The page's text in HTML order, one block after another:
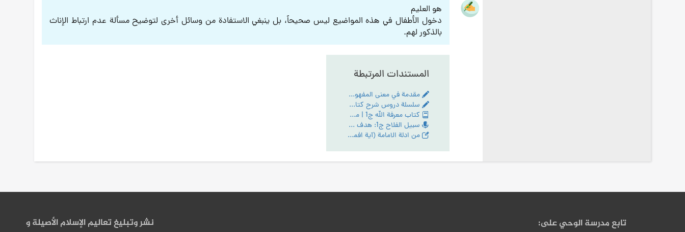
هو العليم
دخول الأطفال في هذه المواضيع ليس صحيحاً، بل ينبغي الاستفادة من وسائل أخرى لتوضيح مسألة عدم ارتباط الإناث
بالذكور لهم.
المستندات المرتبطة
مقدمة في معنى المفهوم و المنطوق
سلسلة دروس شرح كتاب الأسفار الأربعة، مقدّمة الشارح
كتاب معرفة الله ج1 | مع PDF
سبيل الفلاح ج1: هدف الله تعالى وغايته من خلق الانسان
من ادلة الامامة (آية افمن يهدي الي الحق... ومبدا لزوم اتباع الحق)
نشر وتبليغ تعاليم الإسلام الأصيلة و تابع مدرسة الوحي على: